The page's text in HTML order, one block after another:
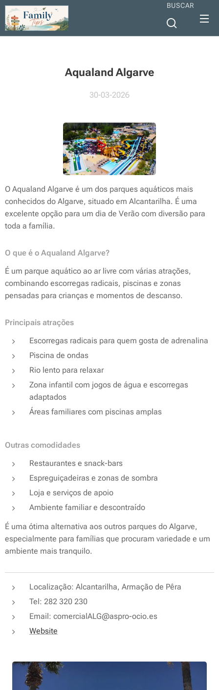
BUSCAR
Aqualand Algarve
30-03-2026
O Aqualand Algarve é um dos parques aquáticos mais
conhecidos do Algarve, situado em Alcantarilha. É uma
excelente opção para um dia de Verão com diversão para
toda a família.
O que é o Aqualand Algarve?
É um parque aquático ao ar livre com várias atrações,
combinando escorregas radicais, piscinas e zonas
pensadas para crianças e momentos de descanso.
Principais atrações
Escorregas radicais para quem gosta de adrenalina
Piscina de ondas
Rio lento para relaxar
Zona infantil com jogos de água e escorregas
adaptados
Áreas familiares com piscinas amplas
Outras comodidades
Restaurantes e snack-bars
Espreguiçadeiras e zonas de sombra
Loja e serviços de apoio
Ambiente familiar e descontraído
É uma ótima alternativa aos outros parques do Algarve,
especialmente para famílias que procuram variedade e um
ambiente mais tranquilo.
Localização: Alcantarilha, Armação de Pêra
Tel: 282 320 230
Email: comercialALG@aspro-ocio.es
Website